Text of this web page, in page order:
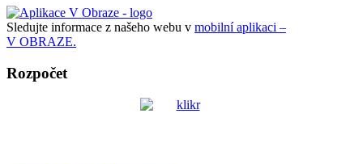
Sledujte informace z našeho webu v mobilní aplikaci –
V OBRAZE.
Rozpočet